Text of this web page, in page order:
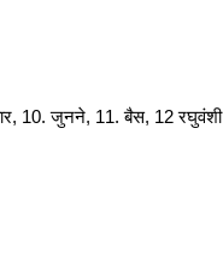
10. जुनने, 11. बैस, 12 रघुवंशी